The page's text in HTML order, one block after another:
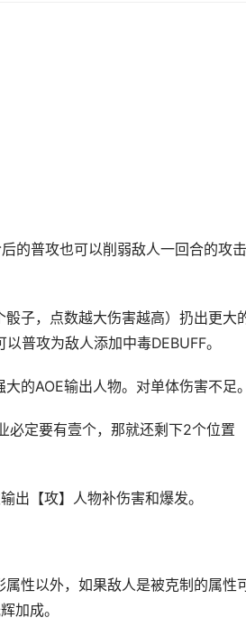
的普攻也可以削弱敌人一回合的攻击
子，点数越大伤害越高）扔出更大
普攻为敌人添加中毒DEBUFF。
的AOE输出人物。对单体伤害不足
必定要有壹个，那就还剩下2个位置
出【攻】人物补伤害和爆发。
性以外，如果敌人是被克制的属性
加成。